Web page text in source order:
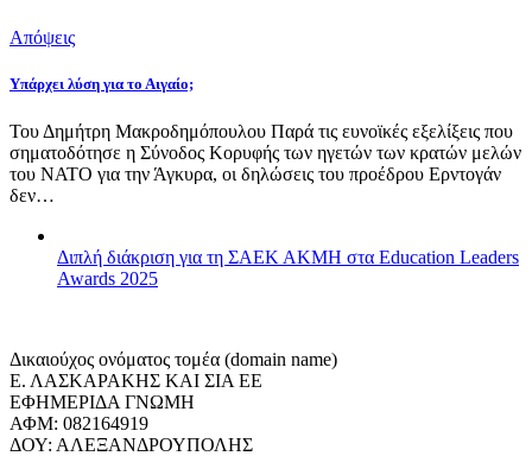
Απόψεις
Υπάρχει λύση για το Αιγαίο;
Του Δημήτρη Μακροδημόπουλου Παρά τις ευνοϊκές εξελίξεις που
σηματοδότησε η Σύνοδος Κορυφής των ηγετών των κρατών μελών
του ΝΑΤΟ για την Άγκυρα, οι δηλώσεις του προέδρου Ερντογάν
δεν…
Διπλή διάκριση για τη ΣΑΕΚ ΑΚΜΗ στα Education Leaders
Awards 2025
Δικαιούχος ονόματος τομέα (domain name)
Ε. ΛΑΣΚΑΡΑΚΗΣ ΚΑΙ ΣΙΑ ΕΕ
ΕΦΗΜΕΡΙΔΑ ΓΝΩΜΗ
ΑΦΜ: 082164919
ΔΟΥ: ΑΛΕΞΑΝΔΡΟΥΠΟΛΗΣ